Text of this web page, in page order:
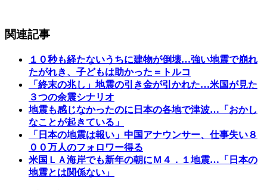
関連記事
１０秒も経たないうちに建物が倒壊…強い地震で崩れ
たがれき、子どもは助かった＝トルコ
「終末の兆し」地震の引き金が引かれた…米国が見た
３つの余震シナリオ
地震も感じなかったのに日本の各地で津波…「おかし
なことが起きている」
「日本の地震は報い」中国アナウンサー、仕事失い８
００万人のフォロワー得る
米国ＬＡ海岸でも新年の朝にＭ４．１地震…「日本の
地震とは関係ない」